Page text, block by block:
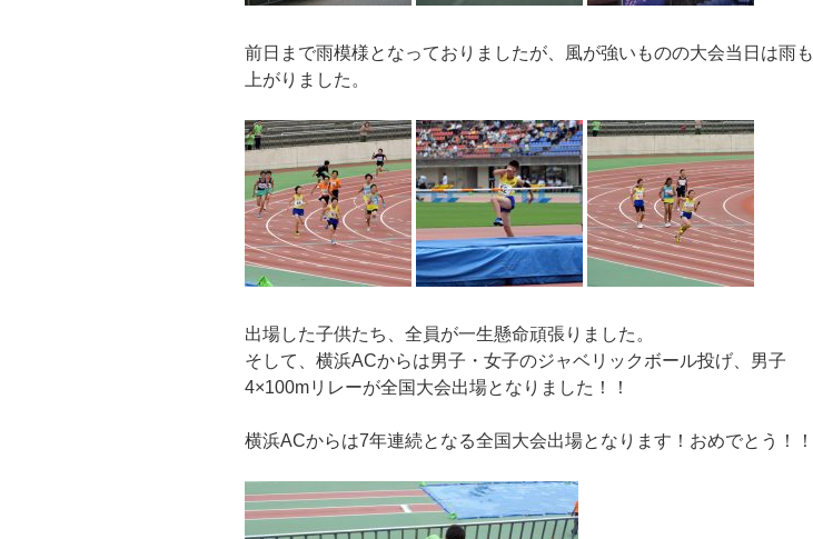
前日まで雨模様となっておりましたが、風が強いものの大会当日は雨も
上がりました。
出場した子供たち、全員が一生懸命頑張りました。
そして、横浜ACからは男子・女子のジャベリックボール投げ、男子
4×100mリレーが全国大会出場となりました！！
横浜ACからは7年連続となる全国大会出場となります！おめでとう！！